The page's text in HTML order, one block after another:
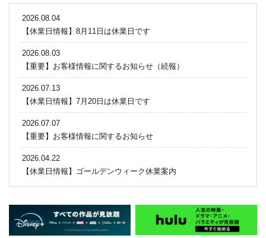
2026.08.04
【休業日情報】8月11日は休業日です
2026.08.03
【重要】お客様情報に関するお知らせ（続報）
2026.07.13
【休業日情報】7月20日は休業日です
2026.07.07
【重要】お客様情報に関するお知らせ
2026.04.22
【休業日情報】ゴールデンウィーク休業案内